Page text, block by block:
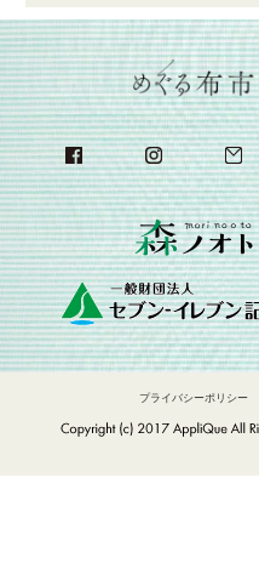
プライバシーポリシー